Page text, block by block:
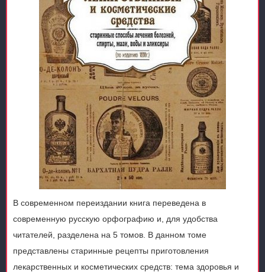
В современном переиздании книга переведена в
современную русскую орфографию и, для удобства
читателей, разделена на 5 томов. В данном томе
представлены старинные рецепты приготовления
лекарственных и косметических средств: тема здоровья и